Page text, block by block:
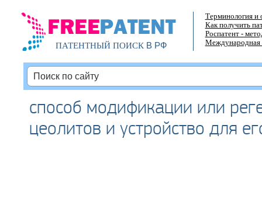
ПАТЕНТНЫЙ ПОИСКВ РФ
Терминология и
Как получить
Роспатент -
Международная
способ модификации или
цеолитов и устройство для